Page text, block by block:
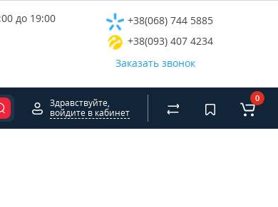
до 19:00
+38(068) 744 5885
+38(093) 407 4234
Заказать звонок
Здравствуйте,
войдите в кабинет
0